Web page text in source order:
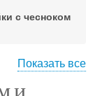
с чесноком
монахи
Показать все